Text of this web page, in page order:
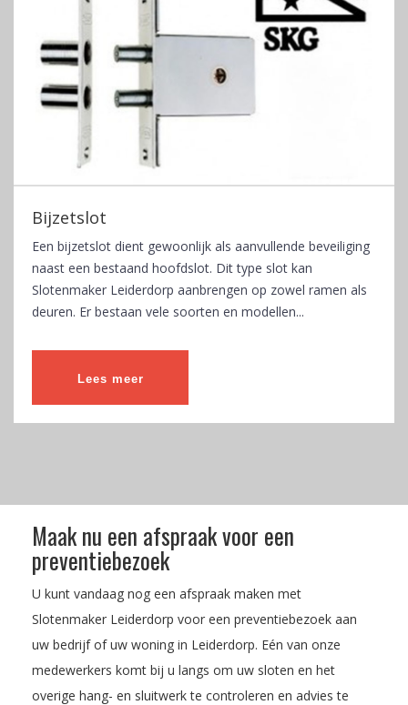
Bijzetslot
Een bijzetslot dient gewoonlijk als aanvullende beveiliging
naast een bestaand hoofdslot. Dit type slot kan
Slotenmaker Leiderdorp aanbrengen op zowel ramen als
deuren. Er bestaan vele soorten en modellen...
Lees meer
Maak nu een afspraak voor een
preventiebezoek
U kunt vandaag nog een afspraak maken met
Slotenmaker Leiderdorp voor een preventiebezoek aan
uw bedrijf of uw woning in Leiderdorp. Eén van onze
medewerkers komt bij u langs om uw sloten en het
overige hang- en sluitwerk te controleren en advies te